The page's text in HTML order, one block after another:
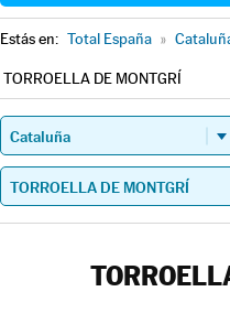
Estás en: Total España »
TORROELLA DE MONTGRÍ